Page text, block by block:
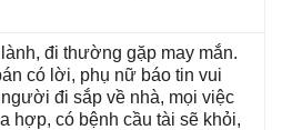
lành, đi thườnɡ ɡặp may mắn.
có lời, phụ nữ báo tin vui
đi ѕắp về nhà, mọi việc
hợp, có bệnh cầu tài ѕẽ khỏi,